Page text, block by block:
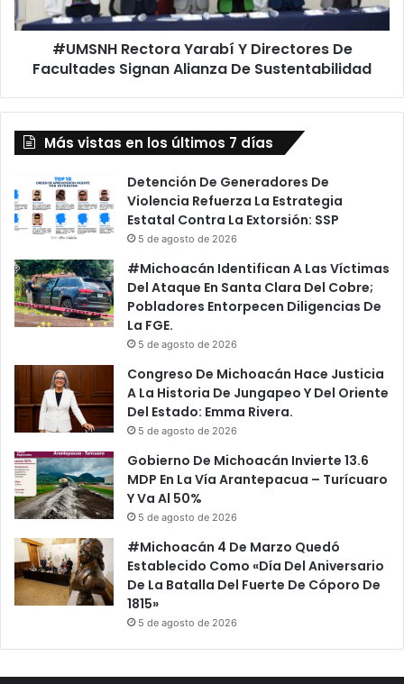
Signan
Alianza
Sustentabilidad
#UMSNH Rectora Yarabí Y Directores De
Facultades Signan Alianza De Sustentabilidad
Más vistas en los últimos 7 días
Detención De Generadores De
Violencia Refuerza La Estrategia
Estatal Contra La Extorsión: SSP
5 de agosto de 2026
#Michoacán Identifican A Las Víctimas
Del Ataque En Santa Clara Del Cobre;
Pobladores Entorpecen Diligencias De
La FGE.
5 de agosto de 2026
Congreso De Michoacán Hace Justicia
A La Historia De Jungapeo Y Del Oriente
Del Estado: Emma Rivera.
5 de agosto de 2026
Gobierno De Michoacán Invierte 13.6
MDP En La Vía Arantepacua – Turícuaro
Y Va Al 50%
5 de agosto de 2026
#Michoacán 4 De Marzo Quedó
Establecido Como «Día Del Aniversario
De La Batalla Del Fuerte De Cóporo De
1815»
5 de agosto de 2026